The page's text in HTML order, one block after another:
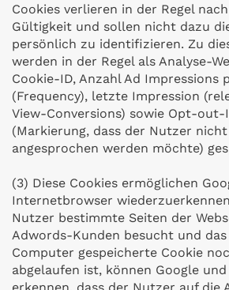
Cookies verlieren in der Regel
Gültigkeit und sollen nicht dazu
persönlich zu identifizieren. Zu
werden in der Regel als Analyse-
Cookie-ID, Anzahl Ad Impressions
(Frequency), letzte Impression
View-Conversions) sowie Opt-
(Markierung, dass der Nutzer
angesprochen werden möchte)
(3) Diese Cookies ermöglichen
Internetbrowser
Nutzer bestimmte Seiten der
Adwords-Kunden besucht und das
Computer gespeicherte Cookie
abgelaufen ist, können Google